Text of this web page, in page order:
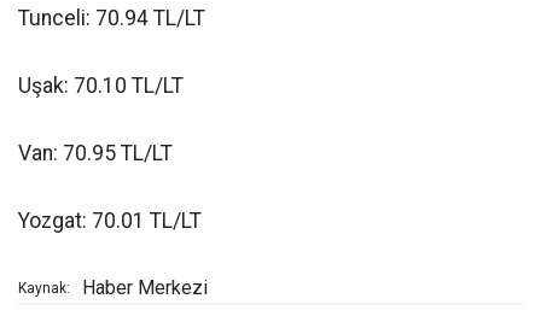
Tunceli: 70.94 TL/LT
Uşak: 70.10 TL/LT
Van: 70.95 TL/LT
Yozgat: 70.01 TL/LT
Kaynak: Haber Merkezi